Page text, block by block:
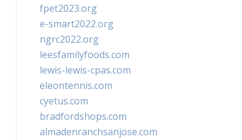
fpet2023.org
e-smart2022.org
ngrc2022.org
leesfamilyfoods.com
lewis-lewis-cpas.com
eleontennis.com
cyetus.com
bradfordshops.com
almadenranchsanjose.com